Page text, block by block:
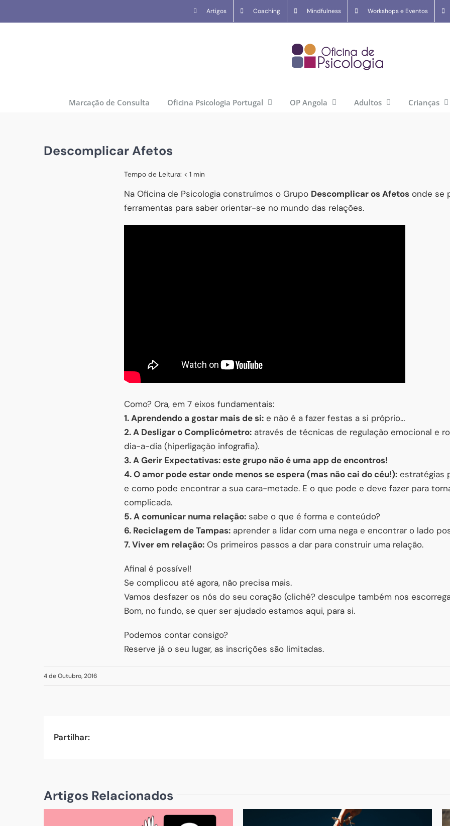
to
Artigos Coaching Mindfulness Workshops e Eventos
Marcação de Consulta Oficina Psicologia Portugal OP Angola Adultos Crianças
Descomplicar Afetos
Tempo de Leitura: < 1 min
Na Oficina de Psicologia construímos o Grupo Descomplicar os Afetos onde se
ferramentas para saber orientar-se no mundo das relações.
Como? Ora, em 7 eixos fundamentais:
1. Aprendendo a gostar mais de si: e não é a fazer festas a si próprio…
2. A Desligar o Complicómetro: através de técnicas de regulação emocional e
dia-a-dia (hiperligação infografia).
3. A Gerir Expectativas: este grupo não é uma app de encontros!
4. O amor pode estar onde menos se espera (mas não cai do céu!): estratégias
e como pode encontrar a sua cara-metade. E o que pode e deve fazer para
complicada.
5. A comunicar numa relação: sabe o que é forma e conteúdo?
6. Reciclagem de Tampas: aprender a lidar com uma nega e encontrar o lado
7. Viver em relação: Os primeiros passos a dar para construir uma relação.
Afinal é possível!
Se complicou até agora, não precisa mais.
Vamos desfazer os nós do seu coração (cliché? desculpe também nos
Bom, no fundo, se quer ser ajudado estamos aqui, para si.
Podemos contar consigo?
Reserve já o seu lugar, as inscrições são limitadas.
4 de Outubro, 2016
Partilhar:
Artigos Relacionados